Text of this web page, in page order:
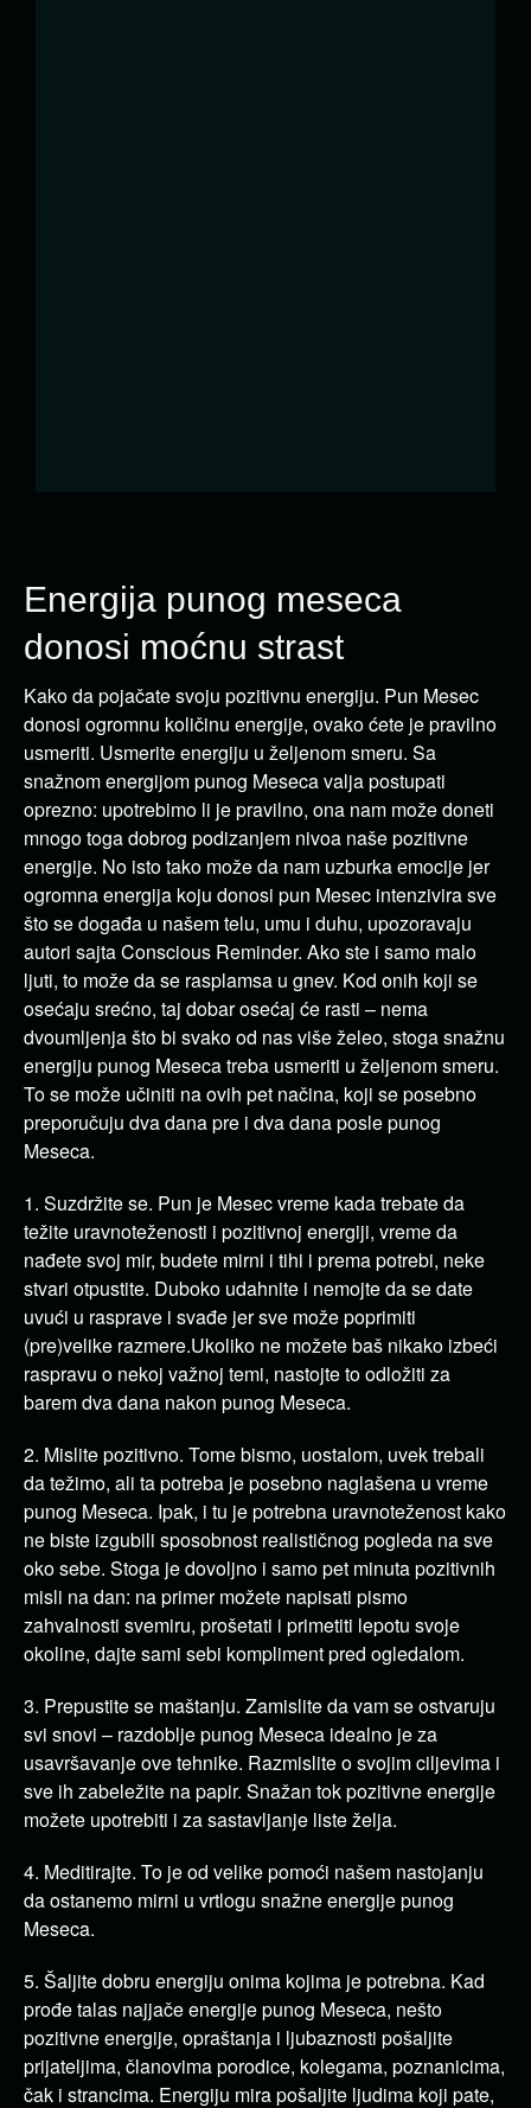
Energija punog meseca
donosi moćnu strast
Kako da pojačate svoju pozitivnu energiju. Pun Mesec
donosi ogromnu količinu energije, ovako ćete je pravilno
usmeriti. Usmerite energiju u željenom smeru. Sa
snažnom energijom punog Meseca valja postupati
oprezno: upotrebimo li je pravilno, ona nam može doneti
mnogo toga dobrog podizanjem nivoa naše pozitivne
energije. No isto tako može da nam uzburka emocije jer
ogromna energija koju donosi pun Mesec intenzivira sve
što se događa u našem telu, umu i duhu, upozoravaju
autori sajta Conscious Reminder. Ako ste i samo malo
ljuti, to može da se rasplamsa u gnev. Kod onih koji se
osećaju srećno, taj dobar osećaj će rasti – nema
dvoumljenja što bi svako od nas više želeo, stoga snažnu
energiju punog Meseca treba usmeriti u željenom smeru.
To se može učiniti na ovih pet načina, koji se posebno
preporučuju dva dana pre i dva dana posle punog
Meseca.
1. Suzdržite se. Pun je Mesec vreme kada trebate da
težite uravnoteženosti i pozitivnoj energiji, vreme da
nađete svoj mir, budete mirni i tihi i prema potrebi, neke
stvari otpustite. Duboko udahnite i nemojte da se date
uvući u rasprave i svađe jer sve može poprimiti
(pre)velike razmere.Ukoliko ne možete baš nikako izbeći
raspravu o nekoj važnoj temi, nastojte to odložiti za
barem dva dana nakon punog Meseca.
2. Mislite pozitivno. Tome bismo, uostalom, uvek trebali
da težimo, ali ta potreba je posebno naglašena u vreme
punog Meseca. Ipak, i tu je potrebna uravnoteženost kako
ne biste izgubili sposobnost realističnog pogleda na sve
oko sebe. Stoga je dovoljno i samo pet minuta pozitivnih
misli na dan: na primer možete napisati pismo
zahvalnosti svemiru, prošetati i primetiti lepotu svoje
okoline, dajte sami sebi kompliment pred ogledalom.
3. Prepustite se maštanju. Zamislite da vam se ostvaruju
svi snovi – razdoblje punog Meseca idealno je za
usavršavanje ove tehnike. Razmislite o svojim ciljevima i
sve ih zabeležite na papir. Snažan tok pozitivne energije
možete upotrebiti i za sastavljanje liste želja.
4. Meditirajte. To je od velike pomoći našem nastojanju
da ostanemo mirni u vrtlogu snažne energije punog
Meseca.
5. Šaljite dobru energiju onima kojima je potrebna. Kad
prođe talas najjače energije punog Meseca, nešto
pozitivne energije, opraštanja i ljubaznosti pošaljite
prijateljima, članovima porodice, kolegama, poznanicima,
čak i strancima. Energiju mira pošaljite ljudima koji pate,